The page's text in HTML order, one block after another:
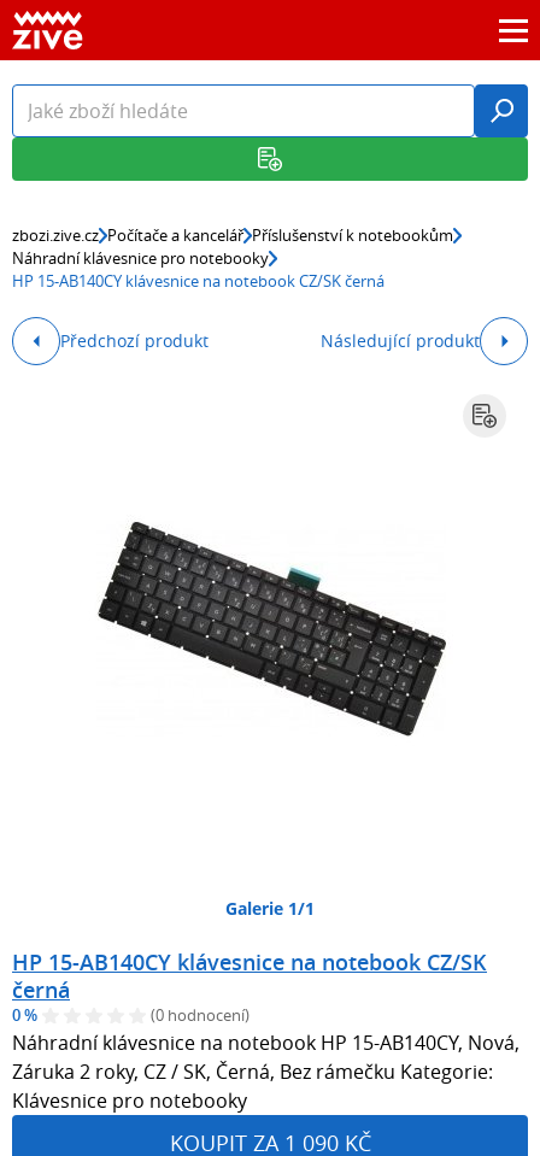
zbozi.zive.cz Počítače a kancelář Příslušenství k notebookům
Náhradní klávesnice pro notebooky
HP 15-AB140CY klávesnice na notebook CZ/SK černá
Předchozí produkt Následující produkt
Galerie 1/1
HP 15-AB140CY klávesnice na notebook CZ/SK
černá
0 % (0 hodnocení)
Náhradní klávesnice na notebook HP 15-AB140CY, Nová,
Záruka 2 roky, CZ / SK, Černá, Bez rámečku Kategorie:
Klávesnice pro notebooky
KOUPIT ZA 1 090 KČ